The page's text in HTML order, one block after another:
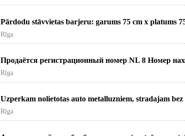
Pārdodu stāvvietas barjeru: garums 75 cm x platums
Rīga
Продаётся регистрационный номер NL 8 Номер
Rīga
Uzperkam nolietotas auto metalluzniem, stradajam
Rīga